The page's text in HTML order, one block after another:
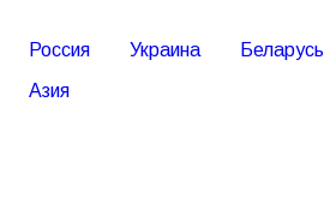
Россия Украина Беларусь
Азия